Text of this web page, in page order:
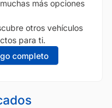
más opciones
otros vehículos
para ti.
completo